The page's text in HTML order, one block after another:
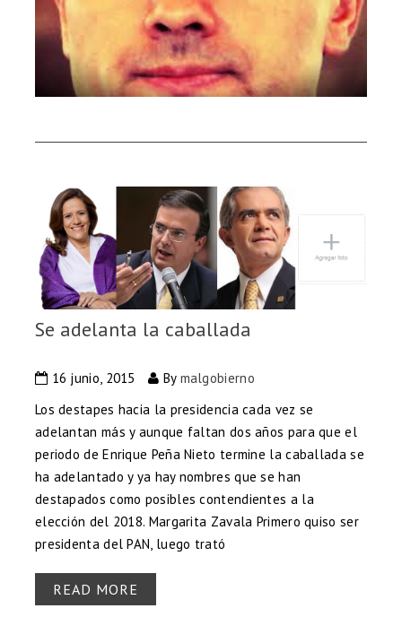
Se adelanta la caballada
16 junio, 2015 By malgobierno
Los destapes hacia la presidencia cada vez se
adelantan más y aunque faltan dos años para que el
periodo de Enrique Peña Nieto termine la caballada se
ha adelantado y ya hay nombres que se han
destapados como posibles contendientes a la
elección del 2018. Margarita Zavala Primero quiso ser
presidenta del PAN, luego trató
READ MORE